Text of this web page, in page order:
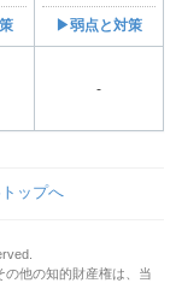
▶弱点と対策
-
ップへ
他の知的財産権は、当